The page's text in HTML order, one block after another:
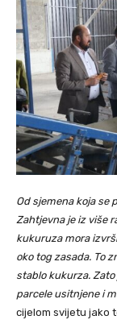
Od sjemena koja se
Zahtjevna je iz više
kukuruza mora
oko tog zasada. To
stablo kukurza.
parcele usitnjene i
cijelom svijetu jako